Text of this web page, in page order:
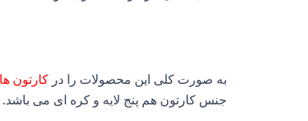
به صورت کلی این محصولات را در کارتون های ۳ و ۵
جنس کارتون هم پنج لایه و کره ای می باشد.